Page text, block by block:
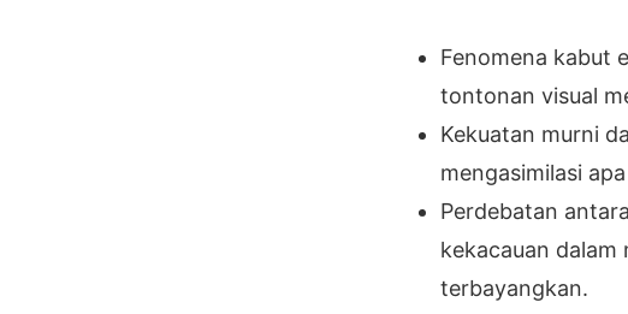
Fenomena kabut
tontonan visual
Kekuatan murni
mengasimilasi
Perdebatan
kekacauan
terbayangkan.